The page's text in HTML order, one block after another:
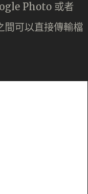
Photo 或者
可以直接傳輸檔